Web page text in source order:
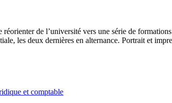
de l’université vers une série de
les deux dernières en alternance. Portrait et
et comptable